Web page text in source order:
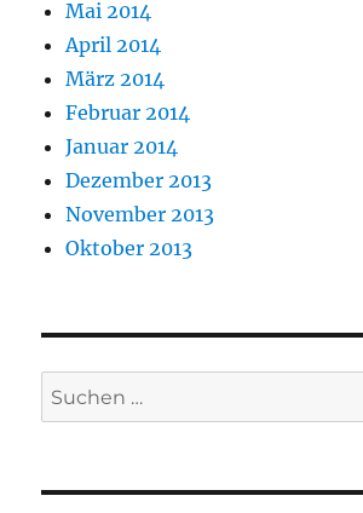
Mai 2014
April 2014
März 2014
Februar 2014
Januar 2014
Dezember 2013
November 2013
Oktober 2013
Suchen
nach: